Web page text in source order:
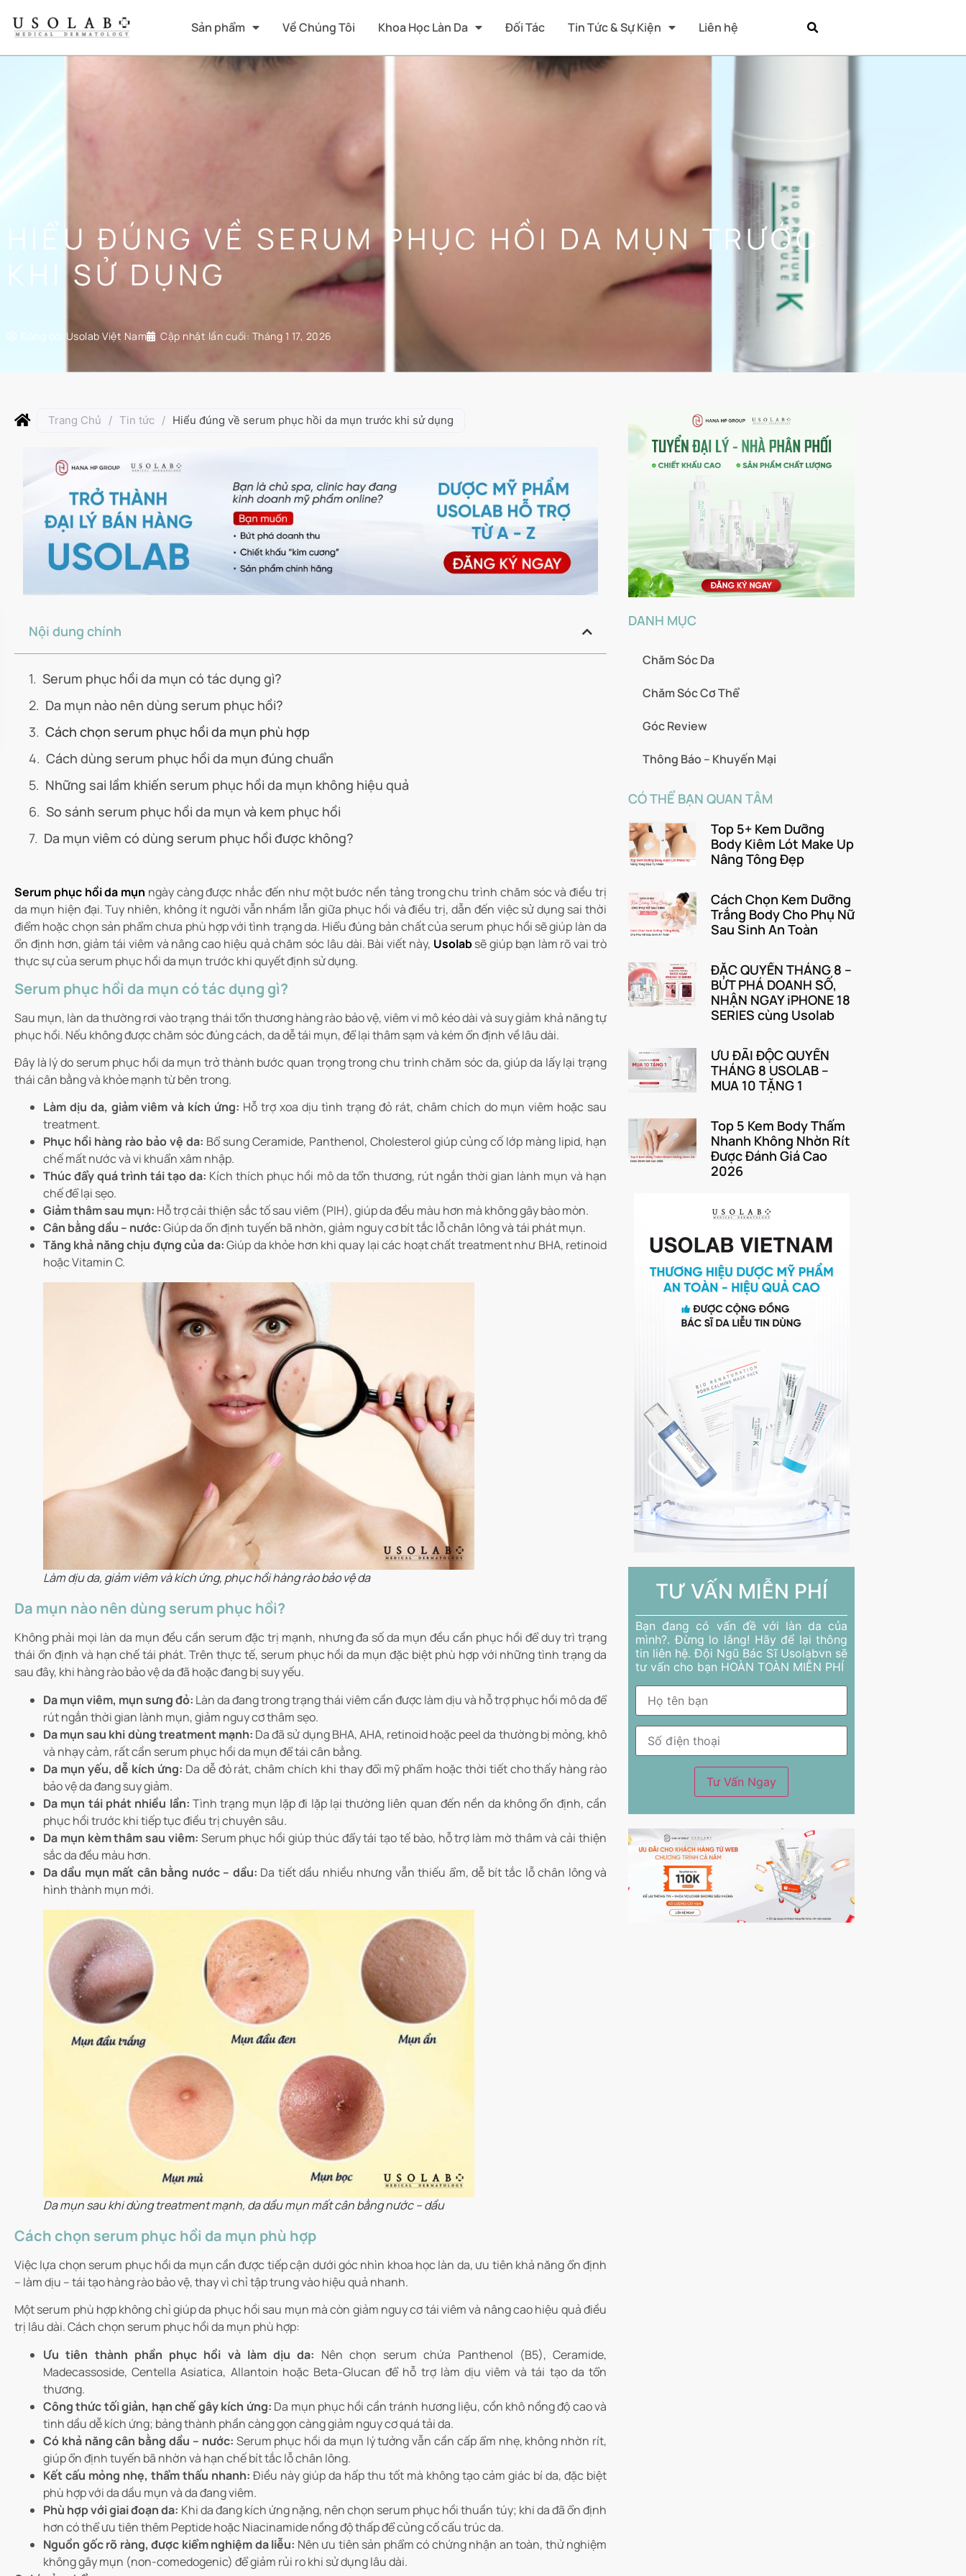
Sản phẩm Về Chúng Tôi Khoa Học Làn Da Đối Tác Tin Tức & Sự Kiện Liên hệ
HIỂU ĐÚNG VỀ SERUM PHỤC HỒI DA MỤN TRƯỚC
KHI SỬ DỤNG
Đăng bởi Usolab Việt Nam Cập nhật lần cuối: Tháng 1 17, 2026
Trang Chủ / Tin tức / Hiểu đúng về serum phục hồi da mụn trước khi sử dụng
Nội dung chính
Serum phục hồi da mụn có tác dụng gì?
Da mụn nào nên dùng serum phục hồi?
Cách chọn serum phục hồi da mụn phù hợp
Cách dùng serum phục hồi da mụn đúng chuẩn
Những sai lầm khiến serum phục hồi da mụn không hiệu quả
So sánh serum phục hồi da mụn và kem phục hồi
Da mụn viêm có dùng serum phục hồi được không?
Serum phục hồi da mụn ngày càng được nhắc đến như một bước nền tảng trong chu trình chăm sóc và điều trị
da mụn hiện đại. Tuy nhiên, không ít người vẫn nhầm lẫn giữa phục hồi và điều trị, dẫn đến việc sử dụng sai thời
điểm hoặc chọn sản phẩm chưa phù hợp với tình trạng da. Hiểu đúng bản chất của serum phục hồi sẽ giúp làn da
ổn định hơn, giảm tái viêm và nâng cao hiệu quả chăm sóc lâu dài. Bài viết này, Usolabsẽ giúp bạn làm rõ vai trò
thực sự của serum phục hồi da mụn trước khi quyết định sử dụng.
Serum phục hồi da mụn có tác dụng gì?
Sau mụn, làn da thường rơi vào trạng thái tổn thương hàng rào bảo vệ, viêm vi mô kéo dài và suy giảm khả năng tự
phục hồi. Nếu không được chăm sóc đúng cách, da dễ tái mụn, để lại thâm sạm và kém ổn định về lâu dài.
Đây là lý do serum phục hồi da mụn trở thành bước quan trọng trong chu trình chăm sóc da, giúp da lấy lại trạng
thái cân bằng và khỏe mạnh từ bên trong.
Làm dịu da, giảm viêm và kích ứng: Hỗ trợ xoa dịu tình trạng đỏ rát, châm chích do mụn viêm hoặc sau
treatment.
Phục hồi hàng rào bảo vệ da: Bổ sung Ceramide, Panthenol, Cholesterol giúp củng cố lớp màng lipid, hạn
chế mất nước và vi khuẩn xâm nhập.
Thúc đẩy quá trình tái tạo da: Kích thích phục hồi mô da tổn thương, rút ngắn thời gian lành mụn và hạn
chế để lại sẹo.
Giảm thâm sau mụn: Hỗ trợ cải thiện sắc tố sau viêm (PIH), giúp da đều màu hơn mà không gây bào mòn.
Cân bằng dầu – nước:Giúp da ổn định tuyến bã nhờn, giảm nguy cơ bít tắc lỗ chân lông và tái phát mụn.
Tăng khả năng chịu đựng của da:Giúp da khỏe hơn khi quay lại các hoạt chất treatment như BHA, retinoid
hoặc Vitamin C.
Làm dịu da, giảm viêm và kích ứng, phục hồi hàng rào bảo vệ da
Da mụn nào nên dùng serum phục hồi?
Không phải mọi làn da mụn đều cần serum đặc trị mạnh, nhưng đa số da mụn đều cần phục hồi để duy trì trạng
thái ổn định và hạn chế tái phát. Trên thực tế, serum phục hồi da mụn đặc biệt phù hợp với những tình trạng da
sau đây, khi hàng rào bảo vệ da đã hoặc đang bị suy yếu.
Da mụn viêm, mụn sưng đỏ: Làn da đang trong trạng thái viêm cần được làm dịu và hỗ trợ phục hồi mô da để
rút ngắn thời gian lành mụn, giảm nguy cơ thâm sẹo.
Da mụn sau khi dùng treatment mạnh: Da đã sử dụng BHA, AHA, retinoid hoặc peel da thường bị mỏng, khô
và nhạy cảm, rất cần serum phục hồi da mụn để tái cân bằng.
Da mụn yếu, dễ kích ứng: Da dễ đỏ rát, châm chích khi thay đổi mỹ phẩm hoặc thời tiết cho thấy hàng rào
bảo vệ da đang suy giảm.
Da mụn tái phát nhiều lần: Tình trạng mụn lặp đi lặp lại thường liên quan đến nền da không ổn định, cần
phục hồi trước khi tiếp tục điều trị chuyên sâu.
Da mụn kèm thâm sau viêm: Serum phục hồi giúp thúc đẩy tái tạo tế bào, hỗ trợ làm mờ thâm và cải thiện
sắc da đều màu hơn.
Da dầu mụn mất cân bằng nước – dầu: Da tiết dầu nhiều nhưng vẫn thiếu ẩm, dễ bít tắc lỗ chân lông và
hình thành mụn mới.
Da mụn sau khi dùng treatment mạnh, da dầu mụn mất cân bằng nước – dầu
Cách chọn serum phục hồi da mụn phù hợp
Việc lựa chọn serum phục hồi da mụn cần được tiếp cận dưới góc nhìn khoa học làn da, ưu tiên khả năng ổn định
– làm dịu – tái tạo hàng rào bảo vệ, thay vì chỉ tập trung vào hiệu quả nhanh.
Một serum phù hợp không chỉ giúp da phục hồi sau mụn mà còn giảm nguy cơ tái viêm và nâng cao hiệu quả điều
trị lâu dài. Cách chọn serum phục hồi da mụn phù hợp:
Ưu tiên thành phần phục hồi và làm dịu da: Nên chọn serum chứa Panthenol (B5), Ceramide,
Madecassoside, Centella Asiatica, Allantoin hoặc Beta-Glucan để hỗ trợ làm dịu viêm và tái tạo da tổn
thương.
Công thức tối giản, hạn chế gây kích ứng: Da mụn phục hồi cần tránh hương liệu, cồn khô nồng độ cao và
tinh dầu dễ kích ứng; bảng thành phần càng gọn càng giảm nguy cơ quá tải da.
Có khả năng cân bằng dầu – nước: Serum phục hồi da mụn lý tưởng vẫn cần cấp ẩm nhẹ, không nhờn rít,
giúp ổn định tuyến bã nhờn và hạn chế bít tắc lỗ chân lông.
Kết cấu mỏng nhẹ, thẩm thấu nhanh: Điều này giúp da hấp thu tốt mà không tạo cảm giác bí da, đặc biệt
phù hợp với da dầu mụn và da đang viêm.
Phù hợp với giai đoạn da: Khi da đang kích ứng nặng, nên chọn serum phục hồi thuần túy; khi da đã ổn định
hơn có thể ưu tiên thêm Peptide hoặc Niacinamide nồng độ thấp để củng cố cấu trúc da.
Nguồn gốc rõ ràng, được kiểm nghiệm da liễu: Nên ưu tiên sản phẩm có chứng nhận an toàn, thử nghiệm
không gây mụn (non-comedogenic) để giảm rủi ro khi sử dụng lâu dài.
DANH MỤC
Chăm Sóc Da
Chăm Sóc Cơ Thể
Góc Review
Thông Báo – Khuyến Mại
CÓ THỂ BẠN QUAN TÂM
Top 5+ Kem Dưỡng
Body Kiêm Lót Make Up
Nâng Tông Đẹp
Cách Chọn Kem Dưỡng
Trắng Body Cho Phụ Nữ
Sau Sinh An Toàn
ĐẶC QUYỀN THÁNG 8 –
BỨT PHÁ DOANH SỐ,
NHẬN NGAY iPHONE 18
SERIES cùng Usolab
ƯU ĐÃI ĐỘC QUYỀN
THÁNG 8 USOLAB –
MUA 10 TẶNG 1
Top 5 Kem Body Thấm
Nhanh Không Nhờn Rít
Được Đánh Giá Cao
2026
TƯ VẤN MIỄN PHÍ
Bạn đang có vấn đề với làn da của
mình?. Đừng lo lắng! Hãy để lại thông
tin liên hệ. Đội Ngũ Bác Sĩ Usolabvn sẽ
tư vấn cho bạn HOÀN TOÀN MIỄN PHÍ